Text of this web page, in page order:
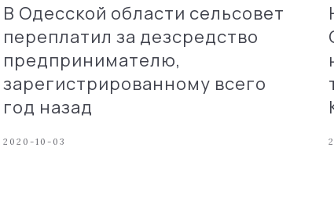
В Одесской области сельсовет
переплатил за дезсредство
предпринимателю,
зарегистрированному всего
год назад
2020-10-03